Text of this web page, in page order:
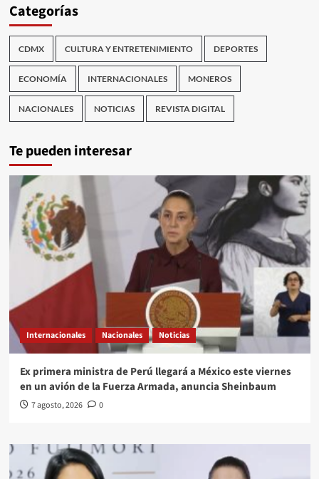
Categorías
CDMX CULTURA Y ENTRETENIMIENTO DEPORTES
ECONOMÍA INTERNACIONALES MONEROS
NACIONALES NOTICIAS REVISTA DIGITAL
Te pueden interesar
Internacionales Nacionales Noticias
Ex primera ministra de Perú llegará a México este viernes
en un avión de la Fuerza Armada, anuncia Sheinbaum
7 agosto, 2026 0